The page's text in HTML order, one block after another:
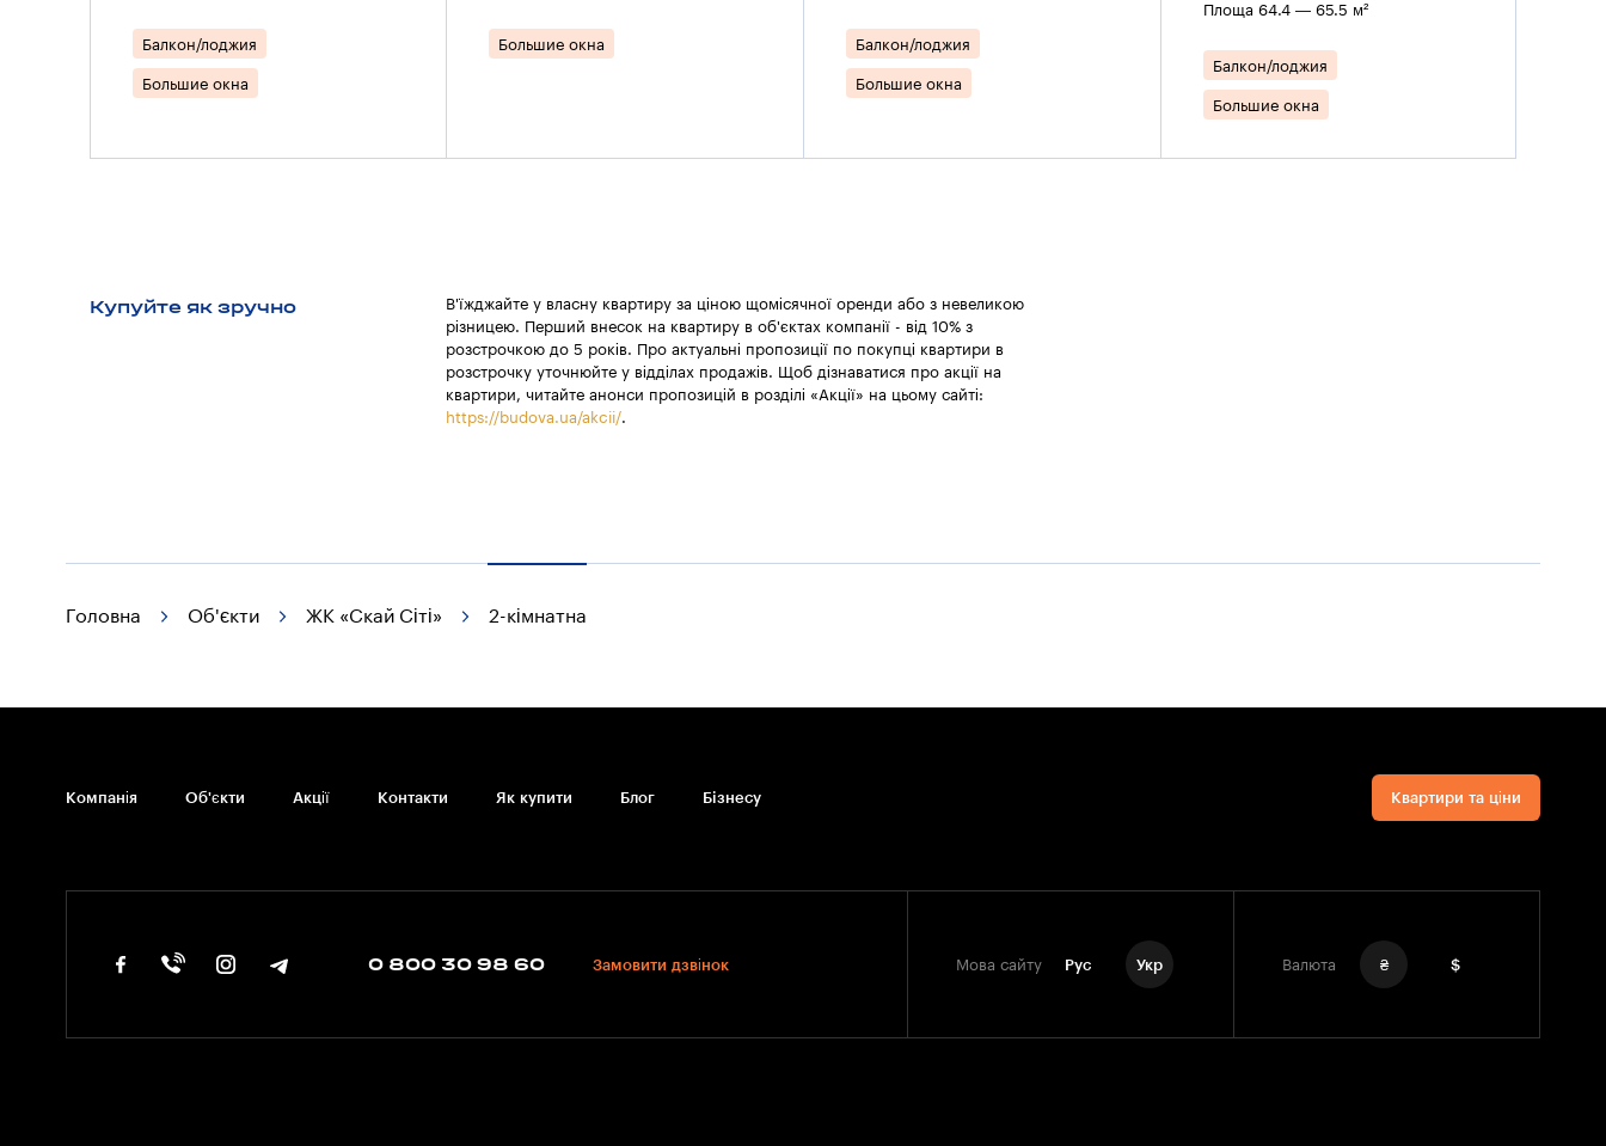
Балкон/лоджия
Большие окна
Большие окна Балкон/лоджия
Большие окна
Площа 64.4 — 65.5 м²
Балкон/лоджия
Большие окна
Купуйте як зручно
В'їжджайте у власну квартиру за ціною щомісячної оренди або з невеликою
різницею. Перший внесок на квартиру в об'єктах компанії - від 10% з
розстрочкою до 5 років. Про актуальні пропозиції по покупці квартири в
розстрочку уточнюйте у відділах продажів. Щоб дізнаватися про акції на
квартири, читайте анонси пропозицій в розділі «Акції» на цьому сайті:
https://budova.ua/akcii/.
Головна Об'єкти ЖК «Скай Сіті» 2-кімнатна
Компанія Об'єкти Акції Контакти Як купити Блог Бiзнесу Квартири та ціни
0 800 30 98 60 Замовити дзвінок Мова сайту Рус Укр Валюта ₴ $